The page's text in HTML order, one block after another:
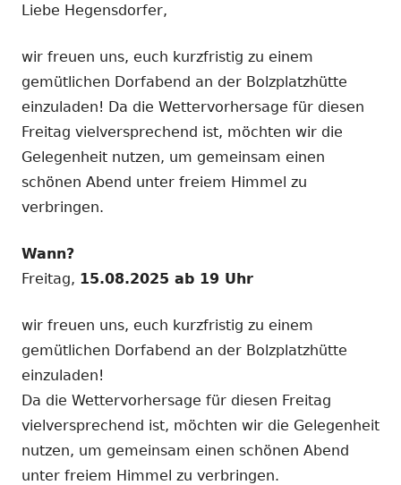
Liebe Hegensdorfer,
wir freuen uns, euch kurzfristig zu einem
gemütlichen Dorfabend an der Bolzplatzhütte
einzuladen! Da die Wettervorhersage für diesen
Freitag vielversprechend ist, möchten wir die
Gelegenheit nutzen, um gemeinsam einen
schönen Abend unter freiem Himmel zu
verbringen.
Wann?
Freitag, 15.08.2025 ab 19 Uhr
wir freuen uns, euch kurzfristig zu einem
gemütlichen Dorfabend an der Bolzplatzhütte
einzuladen!
Da die Wettervorhersage für diesen Freitag
vielversprechend ist, möchten wir die Gelegenheit
nutzen, um gemeinsam einen schönen Abend
unter freiem Himmel zu verbringen.